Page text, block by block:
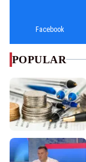
Facebook
POPULAR